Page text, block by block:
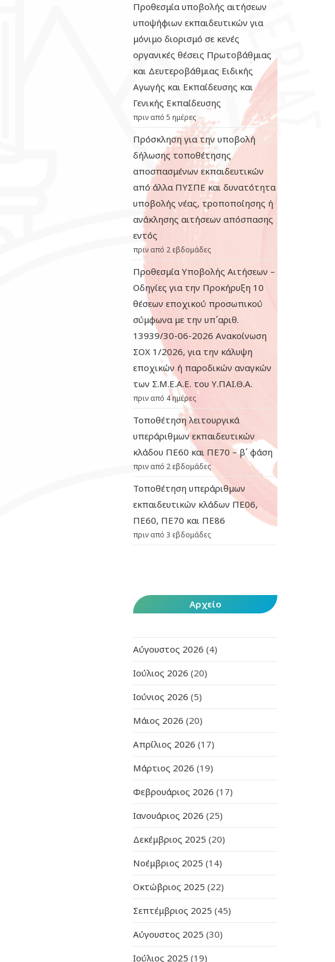
Προθεσμία υποβολής αιτήσεων
υποψήφιων εκπαιδευτικών για
μόνιμο διορισμό σε κενές
οργανικές θέσεις Πρωτοβάθμιας
και Δευτεροβάθμιας Ειδικής
Αγωγής και Εκπαίδευσης και
Γενικής Εκπαίδευσης
πριν από 5 ημέρες
Πρόσκληση για την υποβολή
δήλωσης τοποθέτησης
αποσπασμένων εκπαιδευτικών
από άλλα ΠΥΣΠΕ και δυνατότητα
υποβολής νέας, τροποποίησης ή
ανάκλησης αιτήσεων απόσπασης
εντός
πριν από 2 εβδομάδες
Προθεσμία Υποβολής Αιτήσεων –
Οδηγίες για την Προκήρυξη 10
θέσεων εποχικού προσωπικού
σύμφωνα με την υπ΄αριθ.
13939/30-06-2026 Ανακοίνωση
ΣΟΧ 1/2026, για την κάλυψη
εποχικών ή παροδικών αναγκών
των Σ.Μ.Ε.Α.Ε. του Υ.ΠΑΙ.Θ.Α.
πριν από 4 ημέρες
Τοποθέτηση λειτουργικά
υπεράριθμων εκπαιδευτικών
κλάδου ΠΕ60 και ΠΕ70 – β΄ φάση
πριν από 2 εβδομάδες
Τοποθέτηση υπεράριθμων
εκπαιδευτικών κλάδων ΠΕ06,
ΠΕ60, ΠΕ70 και ΠΕ86
πριν από 3 εβδομάδες
Αρχείο
Αύγουστος 2026 (4)
Ιούλιος 2026 (20)
Ιούνιος 2026 (5)
Μάιος 2026 (20)
Απρίλιος 2026 (17)
Μάρτιος 2026 (19)
Φεβρουάριος 2026 (17)
Ιανουάριος 2026 (25)
Δεκέμβριος 2025 (20)
Νοέμβριος 2025 (14)
Οκτώβριος 2025 (22)
Σεπτέμβριος 2025 (45)
Αύγουστος 2025 (30)
Ιούλιος 2025 (19)